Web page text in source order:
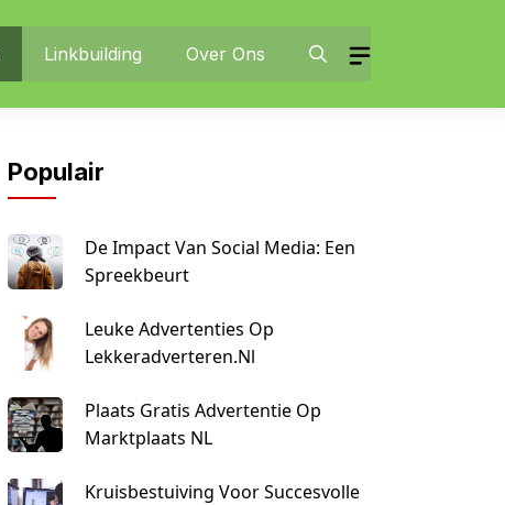
Linkbuilding Over Ons
Populair
De Impact Van Social Media: Een
Spreekbeurt
Leuke Advertenties Op
Lekkeradverteren.nl
Plaats Gratis Advertentie Op
Marktplaats NL
Kruisbestuiving Voor Succesvolle